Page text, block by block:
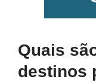
Quais
destinos